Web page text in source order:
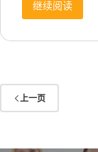
继续阅读
英
德
服
话
上一页